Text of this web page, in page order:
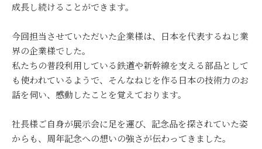
成長し続けることができます。
今回担当させていただいた企業様は、日本を代表するねじ業
界の企業様でした。
私たちの普段利用している鉄道や新幹線を支える部品として
も使われているようで、そんなねじを作る日本の技術力のお
話を伺い、感動したことを覚えております。
社長様ご自身が展示会に足を運び、記念品を探されていた姿
からも、周年記念への想いの強さが伝わってきました。